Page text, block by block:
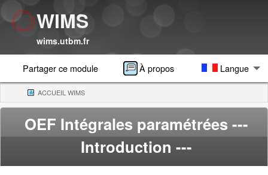
WIMS
wims.utbm.fr
Partager ce module À propos Langue
ACCUEIL WIMS(CURRENT)
OEF Intégrales paramétrées---
Introduction ---